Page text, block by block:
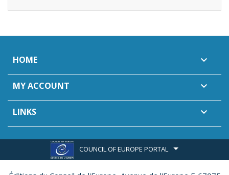
HOME 
MY ACCOUNT 
LINKS 
COUNCIL OF EUROPE PORTAL